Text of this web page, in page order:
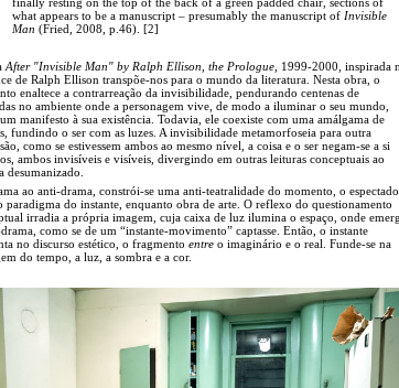
what appears to be a manuscript – presumably the manuscript of Invisible
Man (Fried, 2008, p.46). [2]
After "Invisible Man" by Ralph Ellison, the Prologue , 1999-2000, inspirada
de Ralph Ellison transpõe-nos para o mundo da literatura. Nesta obra, o
enaltece a contrarreação da invisibilidade, pendurando centenas de
no ambiente onde a personagem vive, de modo a iluminar o seu mundo,
manifesto à sua existência. Todavia, ele coexiste com uma amálgama de
fundindo o ser com as luzes. A invisibilidade metamorfoseia para outra
como se estivessem ambos ao mesmo nível, a coisa e o ser negam-se a si
ambos invisíveis e visíveis, divergindo em outras leituras conceptuais ao
desumanizado.
ao anti-drama, constrói-se uma anti-teatralidade do momento, o
paradigma do instante, enquanto obra de arte. O reflexo do questionamento
irradia a própria imagem, cuja caixa de luz ilumina o espaço, onde
como se de um “instante-movimento” captasse. Então, o instante
no discurso estético, o fragmento entre o imaginário e o real. Funde-se na
do tempo, a luz, a sombra e a cor.